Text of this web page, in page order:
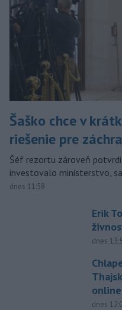
Šaško chce v
riešenie pre
Šéf rezortu zároveň
investovalo ministerstvo,
dnes 11:58
Erik
dnes
online
dnes